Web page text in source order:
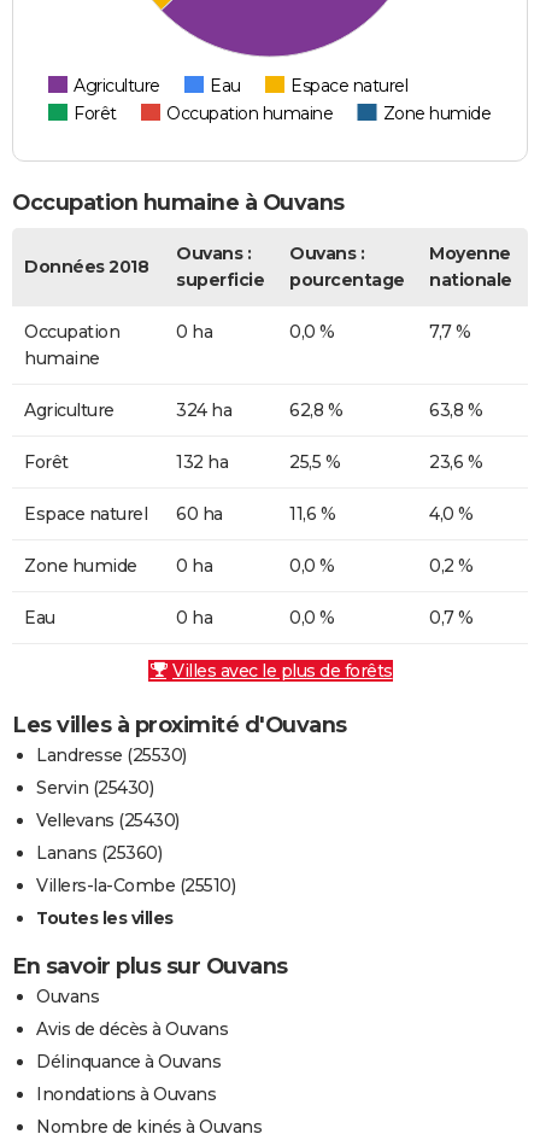
Agriculture Eau
Espace naturel
Forêt
Occupation humaine Zone humide
Occupation humaine à Ouvans
Données 2018
Ouvans :
superficie
Ouvans :
pourcentage
Moyenne
nationale
Occupation
humaine
0 ha 0,0 % 7,7 %
Agriculture 324 ha 62,8 % 63,8 %
Forêt 132 ha 25,5 % 23,6 %
Espace naturel 60 ha 11,6 % 4,0 %
Zone humide 0 ha 0,0 % 0,2 %
Eau 0 ha 0,0 % 0,7 %
Villes avec le plus de forêts
Les villes à proximité d'Ouvans
Landresse (25530)
Servin (25430)
Vellevans (25430)
Lanans (25360)
Villers-la-Combe (25510)
Toutes les villes
En savoir plus sur Ouvans
Ouvans
Avis de décès à Ouvans
Délinquance à Ouvans
Inondations à Ouvans
Nombre de kinés à Ouvans